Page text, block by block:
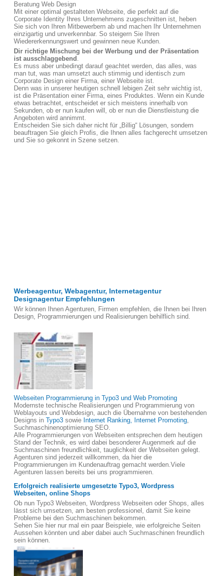
Beratung Web Design
Mit einer optimal gestalteten Webseite, die perfekt auf die
Corporate Identity Ihres Unternehmens zugeschnitten ist, heben
Sie sich von Ihren Mitbewerbern ab und machen Ihr Unternehmen
einzigartig und unverkennbar. So steigern Sie Ihren
Wiedererkennungswert und gewinnen neue Kunden.
Dir richtige Mischung bei der Werbung und der Präsentation
ist ausschlaggebend .
Es muss aber unbedingt darauf geachtet werden, das alles, was
man tut, was man umsetzt auch stimmig und identisch zum
Corporate Design einer Firma, einer Webseite ist.
Denn was in unserer heutigen schnell lebigen Zeit sehr wichtig ist,
ist die Präsentation einer Firma, eines Produktes. Wenn ein Kunde
etwas betrachtet, entscheidet er sich meistens innerhalb von
Sekunden, ob er nun kaufen will, ob er nun die Dienstleistung die
Angeboten wird annimmt.
Entscheiden Sie sich daher nicht für „Billig“ Lösungen, sondern
beauftragen Sie gleich Profis, die Ihnen alles fachgerecht umsetzen
und Sie so gekonnt in Szene setzen.
Werbeagentur, Webagentur, Internetagentur
Designagentur Empfehlungen
Wir können Ihnen Agenturen, Firmen empfehlen, die Ihnen bei Ihren
Design, Programmierungen und Realisierungen behilflich sind.
Webseiten Programmierung in Typo3 und Web Promoting
Modernste technische Realisierungen und Programmierung von
Weblayouts und Webdesign, auch die Übernahme von bestehenden
Designs in Typo3 sowie Internet Ranking, Internet Promoting,
Suchmaschinenoptimierung SEO.
Alle Programmierungen von Webseiten entsprechen dem heutigen
Stand der Technik, es wird dabei besonderer Augenmerk auf die
Suchmaschinen freundlichkeit, tauglichkeit der Webseiten gelegt.
Agenturen sind jederzeit willkommen, da hier die
Programmierungen im Kundenauftrag gemacht werden.Viele
Agenturen lassen bereits bei uns programmieren.
Erfolgreich realisierte umgesetzte Typo3, Wordpress
Webseiten, online Shops
Ob nun Typo3 Webseiten, Wordpress Webseiten oder Shops, alles
lässt sich umsetzen, am besten professionel, damit Sie keine
Probleme bei den Suchmaschinen bekommen.
Sehen Sie hier nur mal ein paar Beispiele, wie erfolgreiche Seiten
Aussehen könnten und aber dabei auch Suchmaschinen freundlich
sein können.